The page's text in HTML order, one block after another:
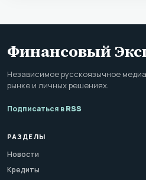
Финансовый
Независимое русскоязычное
рынке и личных решениях.
Подписаться в RSS
РАЗДЕЛЫ
Новости
Кредиты